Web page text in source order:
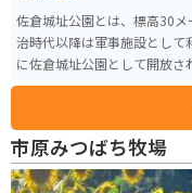
佐倉城址公園とは、標高30
治時代以降は軍事施設とし
に佐倉城址公園として開放
型や古写真、出土遺物など
市原みつばち牧場